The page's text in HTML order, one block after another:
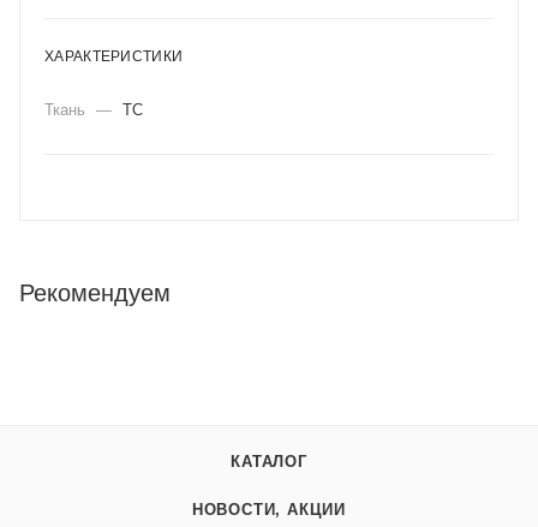
ХАРАКТЕРИСТИКИ
Ткань — ТС
Рекомендуем
КАТАЛОГ
НОВОСТИ, АКЦИИ